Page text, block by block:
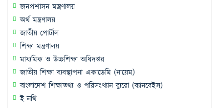
জনপ্রশাসন মন্ত্রণালয়
অর্থ মন্ত্রণালয়
জাতীয় পোর্টাল
শিক্ষা মন্ত্রণালয়
মাধ্যমিক ও উচ্চশিক্ষা অধিদপ্তর
জাতীয় শিক্ষা ব্যবস্থাপনা একাডেমি (নায়েম)
বাংলাদেশ শিক্ষাতথ্য ও পরিসংখ্যান ব্যুরো (ব্যানবেইস)
ই-নথি